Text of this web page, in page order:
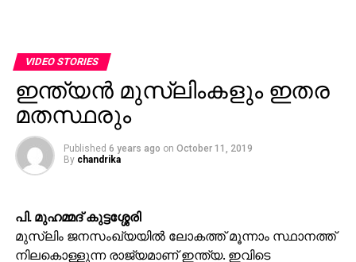
VIDEO STORIES
ഇന്ത്യന്‍ മുസ്‌ലിംകളും ഇതര
മതസ്ഥരും
Published 6 years ago on October 11, 2019
By chandrika
പി. മുഹമ്മദ് കുട്ടശ്ശേരി
മുസ്‌ലിം ജനസംഖ്യയില്‍ ലോകത്ത് മൂന്നാം സ്ഥാനത്ത്
നിലകൊള്ളുന്ന രാജ്യമാണ് ഇന്ത്യ. ഇവിടെ